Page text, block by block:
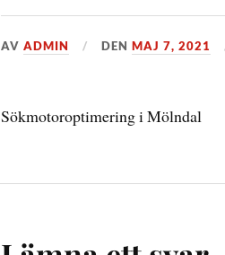
AVADMIN DENMAJ 7, 2021
Sökmotoroptimering i Mölndal